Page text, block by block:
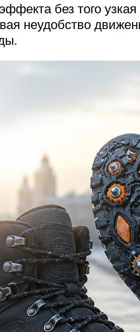
без того
неудобство